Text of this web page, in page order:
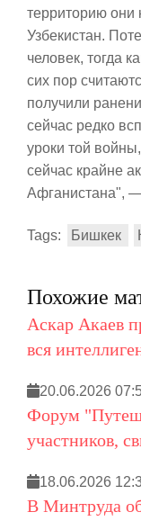
территорию они
Узбекистан.
человек, тогда
сих пор
получили
сейчас редко
уроки той
сейчас крайне
Афганистана",
Tags: Бишкек
Похожие
Аскар Акаев
вся
20.06.2026
Форум
участников,
18.06.2026
В Минтруда